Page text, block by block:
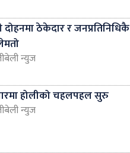
दोहनमा ठेकेदार र जनप्रतिनिधिकै
न्युज
होलीको चहलपहल सुरु
न्युज